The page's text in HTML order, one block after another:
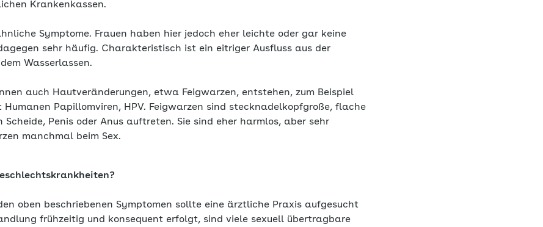
Krankenkassen.
Symptome. Frauen haben hier jedoch eher leichte oder gar keine
sehr häufig. Charakteristisch ist ein eitriger Ausfluss aus der
Wasserlassen.
auch Hautveränderungen, etwa Feigwarzen, entstehen, zum Beispiel
Papillomviren, HPV. Feigwarzen sind stecknadelkopfgroße, flache
Penis oder Anus auftreten. Sie sind eher harmlos, aber sehr
manchmal beim Sex.
oben beschriebenen Symptomen sollte eine ärztliche Praxis aufgesucht
frühzeitig und konsequent erfolgt, sind viele sexuell übertragbare